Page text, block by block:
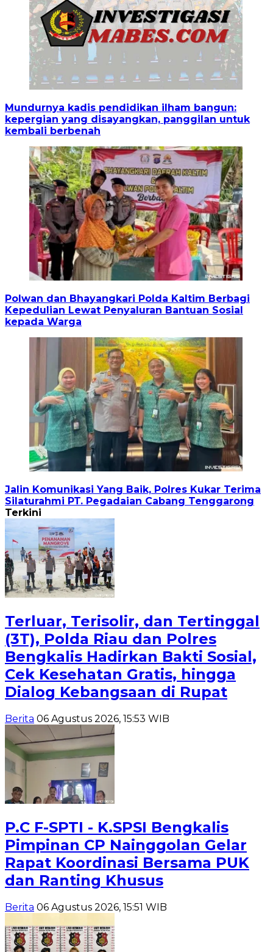
Mundurnya kadis pendidikan ilham bangun:
kepergian yang disayangkan, panggilan untuk
kembali berbenah
Polwan dan Bhayangkari Polda Kaltim Berbagi
Kepedulian Lewat Penyaluran Bantuan Sosial
kepada Warga
Jalin Komunikasi Yang Baik, Polres Kukar Terima
Silaturahmi PT. Pegadaian Cabang Tenggarong
Terkini
Terluar, Terisolir, dan Tertinggal
(3T), Polda Riau dan Polres
Bengkalis Hadirkan Bakti Sosial,
Cek Kesehatan Gratis, hingga
Dialog Kebangsaan di Rupat
Berita 06 Agustus 2026, 15:53 WIB
P.C F-SPTI - K.SPSI Bengkalis
Pimpinan CP Nainggolan Gelar
Rapat Koordinasi Bersama PUK
dan Ranting Khusus
Berita 06 Agustus 2026, 15:51 WIB